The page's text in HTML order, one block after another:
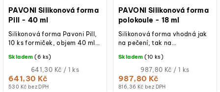
PAVONI Silikonová forma
Pill - 40 ml
530 Kč bez DPH
641,30 Kč
Měrná
cena:
641,30 Kč / 1 ks
Skladem (6 ks)
Silikonová forma Pavoni Pill,
10 ks formiček, objem 40 ml,
× 24,5 × 19,5 mm,...
PAVONI Silikonová forma
polokoule - 18 ml
816,36 Kč bez DPH
987,80 Kč
Měrná
cena:
987,80 Kč / 1 ks
Skladem (10 ks)
Silikonová forma vhodná jak
na pečení, tak na